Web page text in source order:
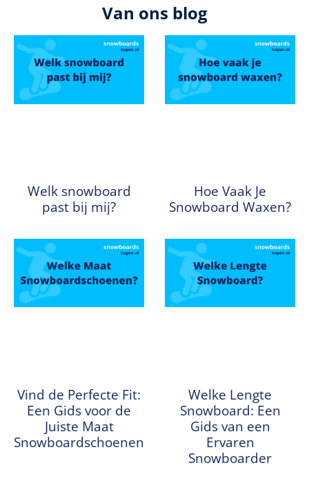
Van ons blog
Welk snowboard
past bij mij?
Hoe Vaak Je
Snowboard Waxen?
Vind de Perfecte Fit:
Een Gids voor de
Juiste Maat
Snowboardschoenen
Welke Lengte
Snowboard: Een
Gids van een
Ervaren
Snowboarder